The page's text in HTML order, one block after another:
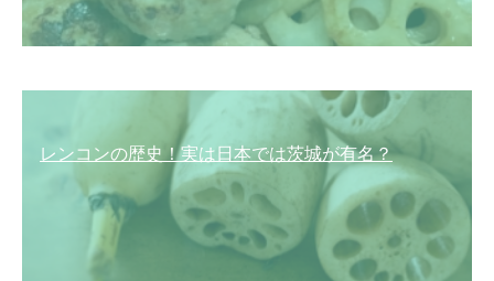
レンコンの歴史！実は日本では茨城が有名？